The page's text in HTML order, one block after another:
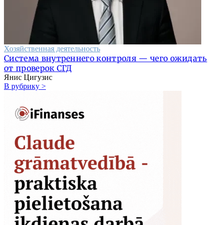
Хозяйственная деятельность
Система внутреннего контроля — чего ожидать
от проверок СГД
Янис Цигузис
В рубрику >